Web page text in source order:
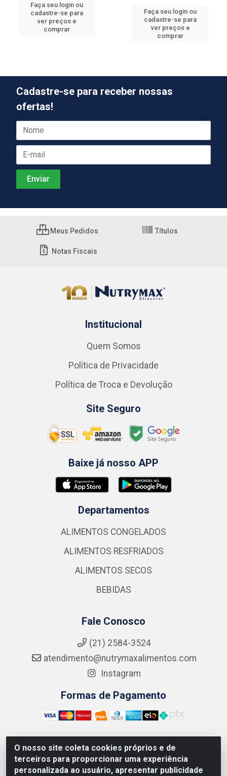
Faça seu login ou
cadastre-se para
ver preços e
comprar
Faça seu login ou
cadastre-se para
ver preços e
comprar
O nosso site coleta cookies próprios e de
terceiros para proporcionar uma experiência
personalizada ao usuário, apresentar publicidade
Cadastre-se para receber nossas
ofertas!
Meus Pedidos Títulos
Notas Fiscais
Institucional
Quem Somos
Política de Privacidade
Política de Troca e Devolução
Site Seguro
Baixe já nosso APP
Departamentos
ALIMENTOS CONGELADOS
ALIMENTOS RESFRIADOS
ALIMENTOS SECOS
BEBIDAS
Fale Conosco
(21) 2584-3524
atendimento@nutrymaxalimentos.com
Instagram
Formas de Pagamento
NUTRY MAX COMÉRCIO DE PRODUTOS ALIMENTICIOS
LTDA - RUA DO FEIJÃO, 721 PENHA CIRCULAR/RJ -